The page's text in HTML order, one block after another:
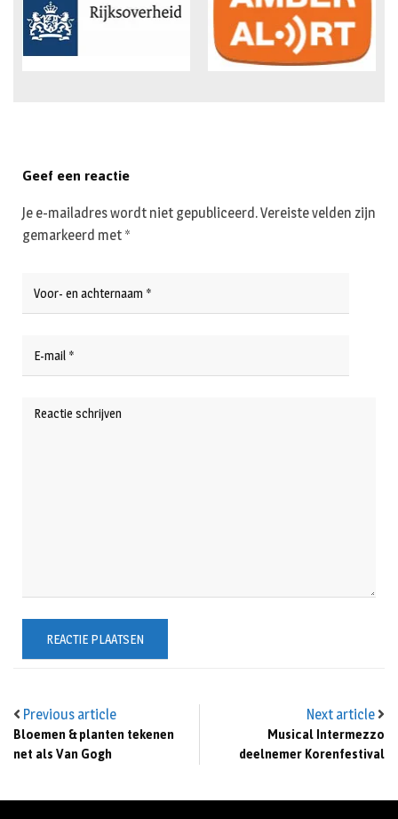
Previous article
Bloemen & planten tekenen
net als Van Gogh
Next article
Musical Intermezzo
deelnemer Korenfestival
Geef een reactie
Je e-mailadres wordt niet gepubliceerd.Vereiste velden zijn
gemarkeerd met *